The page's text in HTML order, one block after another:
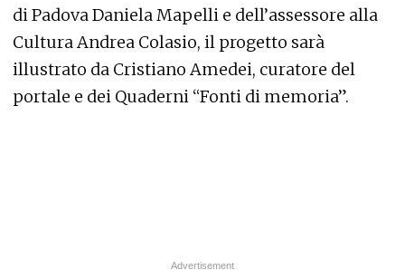
di Padova Daniela Mapelli e dell’assessore alla
Cultura Andrea Colasio, il progetto sarà
illustrato da Cristiano Amedei, curatore del
portale e dei Quaderni “Fonti di memoria”.